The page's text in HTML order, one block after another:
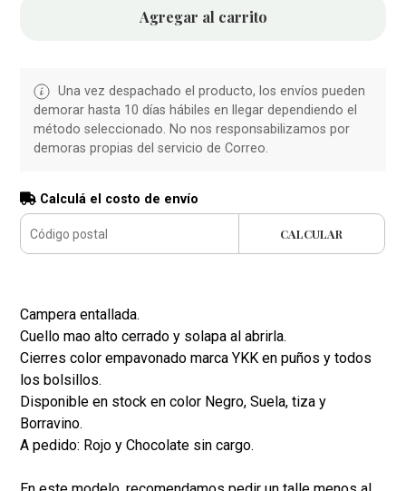
Agregar al carrito
Una vez despachado el producto, los envíos pueden
demorar hasta 10 días hábiles en llegar dependiendo el
método seleccionado. No nos responsabilizamos por
demoras propias del servicio de Correo.
Calculá el costo de envío
CALCULAR
Campera entallada.
Cuello mao alto cerrado y solapa al abrirla.
Cierres color empavonado marca YKK en puños y todos
los bolsillos.
Disponible en stock en color Negro, Suela, tiza y
Borravino.
A pedido: Rojo y Chocolate sin cargo.